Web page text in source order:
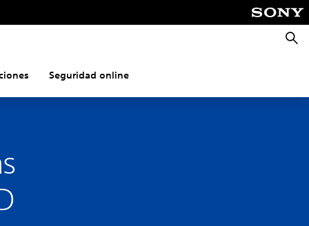
Seguridad online